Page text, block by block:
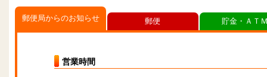
郵便局からのお知らせ
営業時間
郵便 貯金・ＡＴ